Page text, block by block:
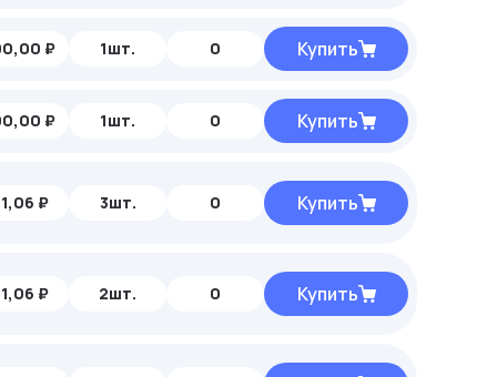
₽ 1шт. 0 Купить
₽ 1шт. 0 Купить
₽ 3шт. 0 Купить
₽ 2шт. 0 Купить